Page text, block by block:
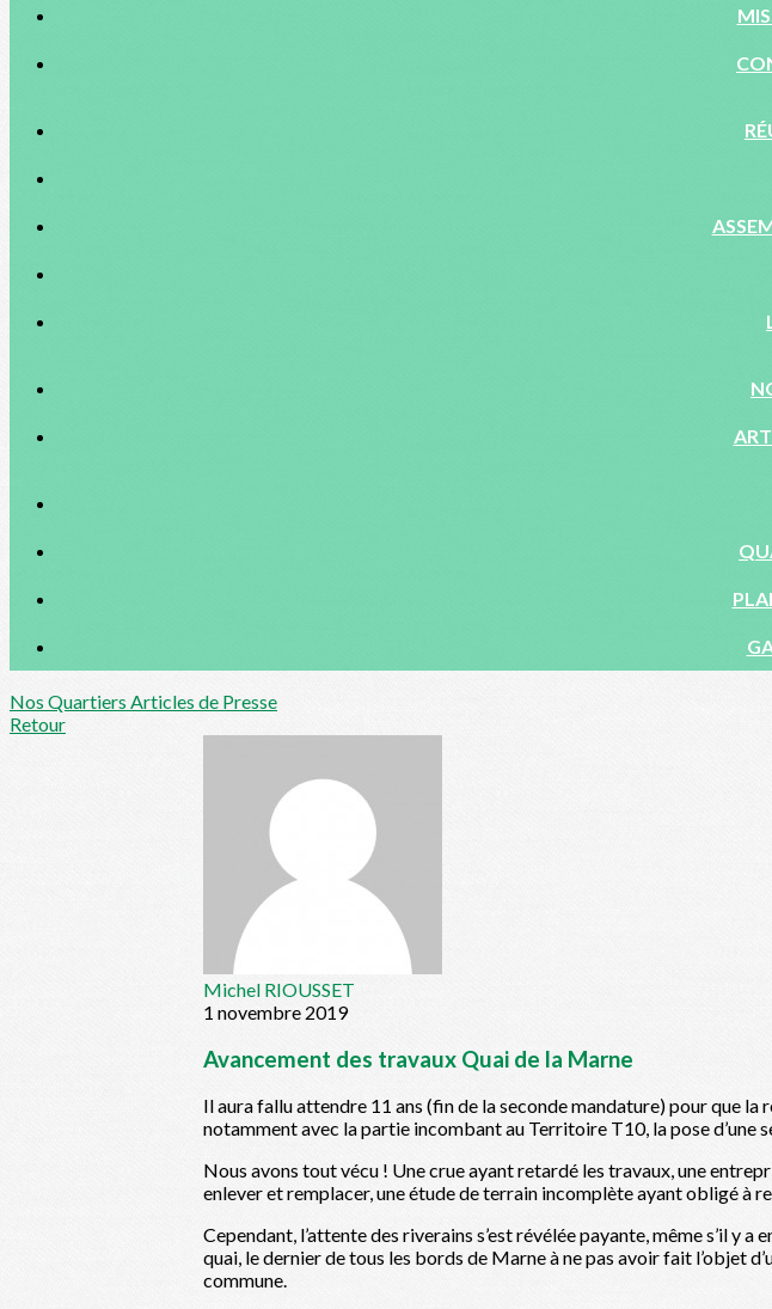
Nos Quartiers Articles de Presse
Retour
Michel RIOUSSET
1 novembre 2019
Avancement des travaux Quai de la Marne
Il aura fallu attendre 11 ans (fin de la seconde mandature) pour que
notamment avec la partie incombant au Territoire T10, la pose d’une
Nous avons tout vécu ! Une crue ayant retardé les travaux, une
enlever et remplacer, une étude de terrain incomplète ayant obligé à
Cependant, l’attente des riverains s’est révélée payante, même s’il y
quai, le dernier de tous les bords de Marne à ne pas avoir fait l’objet
commune.